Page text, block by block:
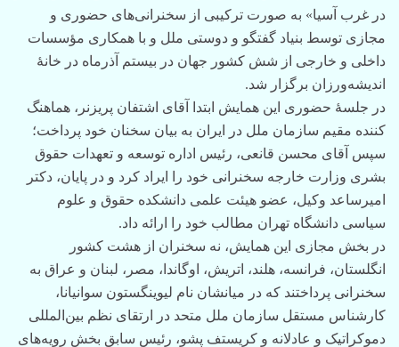
در غرب آسیا» به صورت ترکیبی از سخنرانی‌های حضوری و
مجازی توسط بنیاد گفتگو و دوستی ملل و با همکاری مؤسسات
داخلی و خارجی از شش کشور جهان در بیستم آذرماه در خانۀ
اندیشه‌ورزان برگزار شد.
در جلسۀ حضوری این همایش ابتدا آقای اشتفان پریزنر، هماهنگ
کننده مقیم سازمان ملل در ایران به بیان سخنان خود پرداخت؛
سپس آقای محسن قانعی، رئیس اداره توسعه و تعهدات حقوق
بشری وزارت خارجه سخنرانی خود را ایراد کرد و در پایان، دکتر
امیرساعد وکیل، عضو هیئت علمی دانشکده حقوق و علوم
سیاسی دانشگاه تهران مطالب خود را ارائه داد.
در بخش مجازی این همایش، نه سخنران از هشت کشور
انگلستان، فرانسه، هلند، اتریش، اوگاندا، مصر، لبنان و عراق به
سخنرانی پرداختند که در میانشان نام لیوینگستون سوانیانا،
کارشناس مستقل سازمان ملل متحد در ارتقای نظم بین‌المللی
دموکراتیک و عادلانه و کریستف پشو، رئیس سابق بخش رویه‌های